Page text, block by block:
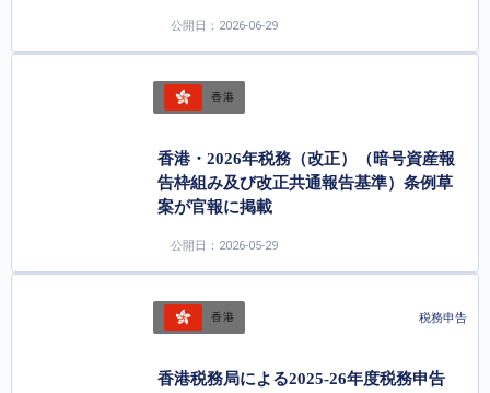
公開日：2026-06-29
香港
香港・2026年税務（改正）（暗号資産報
告枠組み及び改正共通報告基準）条例草
案が官報に掲載
公開日：2026-05-29
香港 税務申告
香港税務局による2025-26年度税務申告